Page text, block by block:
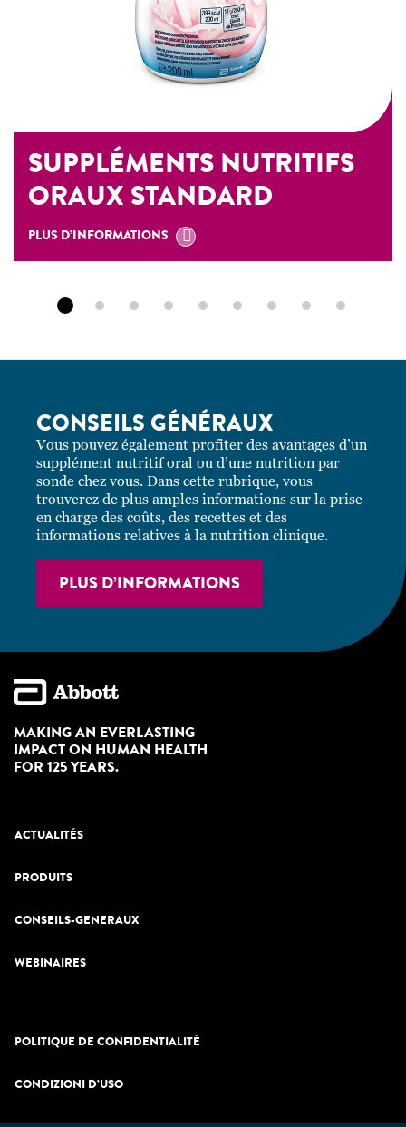
SUPPLÉMENTS NUTRITIFS
ORAUX STANDARD
PLUS D’INFORMATIONS
CONSEILS GÉNÉRAUX
Vous pouvez également profiter des avantages d’un
supplément nutritif oral ou d’une nutrition par
sonde chez vous. Dans cette rubrique, vous
trouverez de plus amples informations sur la prise
en charge des coûts, des recettes et des
informations relatives à la nutrition clinique.
PLUS D’INFORMATIONS
MAKING AN EVERLASTING
IMPACT ON HUMAN HEALTH
FOR 125 YEARS.
ACTUALITÉS
PRODUITS
CONSEILS-GENERAUX
WEBINAIRES
POLITIQUE DE CONFIDENTIALITÉ
CONDIZIONI D’USO